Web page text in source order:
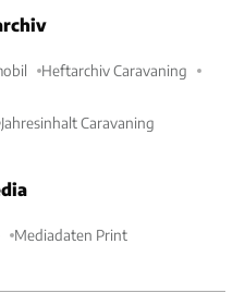
Heftarchiv Caravaning
Jahresinhalt Caravaning
Mediadaten Print